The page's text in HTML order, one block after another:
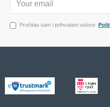
Pročitao sam i prihvatam uslove